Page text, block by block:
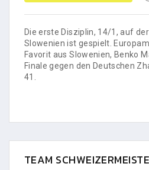
Die erste Disziplin, 14/1, auf
Slowenien ist gespielt.
Favorit aus Slowenien, Benko
Finale gegen den Deutschen
41.
TEAM